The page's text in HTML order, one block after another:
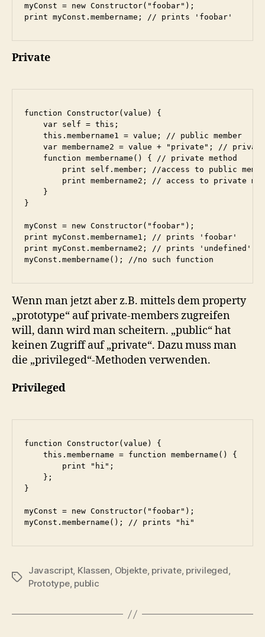
myConst = new Constructor("foobar");
print myConst.membername; // prints 'foobar'
Private
function Constructor(value) {
    var self = this;
    this.membername1 = value; // public member
var membername2 = value + "private"; //
    function membername() { // private method
print self.member; //access to public
print membername2; // access to private
    }
}
myConst = new Constructor("foobar");
print myConst.membername1; // prints 'foobar'
print myConst.membername2; // prints 'undefined'
myConst.membername(); //no such function
Wenn man jetzt aber z.B. mittels dem property
„prototype“ auf private-members zugreifen
will, dann wird man scheitern. „public“ hat
keinen Zugriff auf „private“. Dazu muss man
die „privileged“-Methoden verwenden.
Privileged
function Constructor(value) {
    this.membername = function membername() {
        print "hi";
    };
}
myConst = new Constructor("foobar");
myConst.membername(); // prints "hi"
Schlagwörter
Javascript, Klassen, Objekte, private, privileged,
Prototype, public